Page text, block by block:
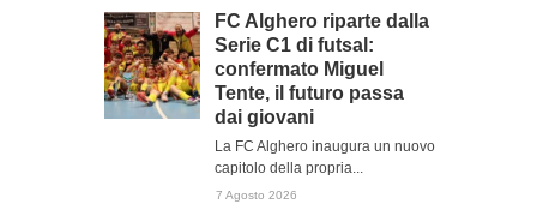
FC Alghero riparte dalla
Serie C1 di futsal:
confermato Miguel
Tente, il futuro passa
dai giovani
La FC Alghero inaugura un nuovo
capitolo della propria...
7 Agosto 2026